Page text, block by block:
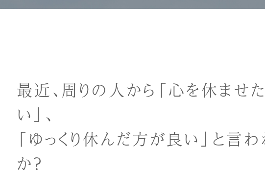
最近、周りの人から「心を休ませ
い」、
「ゆっくり休んだ方が良い」と言
か？